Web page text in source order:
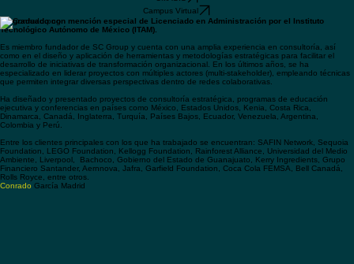
Contacto
UMASIS
Campus Virtual
Es graduado con mención especial de Licenciado en Administración por el Instituto
Tecnológico Autónomo de México (ITAM).
Es miembro fundador de SC Group y cuenta con una amplia experiencia en consultoría, así
como en el diseño y aplicación de herramientas y metodologías estratégicas para facilitar el
desarrollo de iniciativas de transformación organizacional. En los últimos años, se ha
especializado en liderar proyectos con múltiples actores (multi-stakeholder), empleando técnicas
que permiten integrar diversas perspectivas dentro de redes colaborativas.
Ha diseñado y presentado proyectos de consultoría estratégica, programas de educación
ejecutiva y conferencias en países como México, Estados Unidos, Kenia, Costa Rica,
Dinamarca, Canadá, Inglaterra, Turquía, Países Bajos, Ecuador, Venezuela, Argentina,
Colombia y Perú.
Entre los clientes principales con los que ha trabajado se encuentran: SAFIN Network, Sequoia
Foundation, LEGO Foundation, Kellogg Foundation, Rainforest Alliance, Universidad del Medio
Ambiente, Liverpool, Bachoco, Gobierno del Estado de Guanajuato, Kerry Ingredients, Grupo
Financiero Santander, Aernnova, Jafra, Garfield Foundation, Coca Cola FEMSA, Bell Canadá,